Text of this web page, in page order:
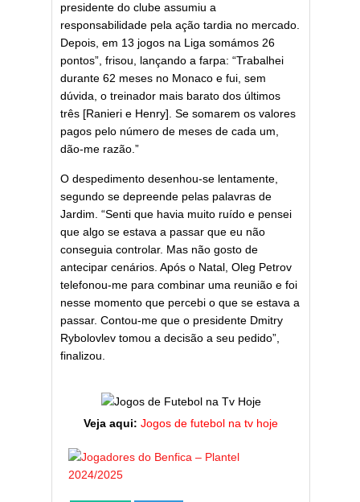
presidente do clube assumiu a
responsabilidade pela ação tardia no mercado.
Depois, em 13 jogos na Liga somámos 26
pontos”, frisou, lançando a farpa: “Trabalhei
durante 62 meses no Monaco e fui, sem
dúvida, o treinador mais barato dos últimos
três [Ranieri e Henry]. Se somarem os valores
pagos pelo número de meses de cada um,
dão-me razão.”
O despedimento desenhou-se lentamente,
segundo se depreende pelas palavras de
Jardim. “Senti que havia muito ruído e pensei
que algo se estava a passar que eu não
conseguia controlar. Mas não gosto de
antecipar cenários. Após o Natal, Oleg Petrov
telefonou-me para combinar uma reunião e foi
nesse momento que percebi o que se estava a
passar. Contou-me que o presidente Dmitry
Rybolovlev tomou a decisão a seu pedido”,
finalizou.
Veja aqui: Jogos de futebol na tv hoje